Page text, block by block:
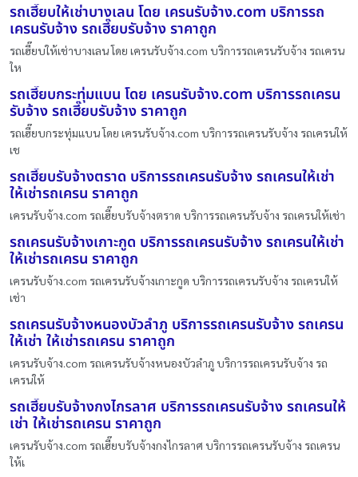
รถเฮี๊ยบให้เช่าบางเลน โดย เครนรับจ้าง.com บริการรถ
เครนรับจ้าง รถเฮี๊ยบรับจ้าง ราคาถูก
รถเฮี๊ยบให้เช่าบางเลน โดย เครนรับจ้าง.com บริการรถเครนรับจ้าง รถเครน
ให
รถเฮี๊ยบกระทุ่มแบน โดย เครนรับจ้าง.com บริการรถเครน
รับจ้าง รถเฮี๊ยบรับจ้าง ราคาถูก
รถเฮี๊ยบกระทุ่มแบน โดย เครนรับจ้าง.com บริการรถเครนรับจ้าง รถเครนให้
เช
รถเฮี๊ยบรับจ้างตราด บริการรถเครนรับจ้าง รถเครนให้เช่า
ให้เช่ารถเครน ราคาถูก
เครนรับจ้าง.com รถเฮี๊ยบรับจ้างตราด บริการรถเครนรับจ้าง รถเครนให้เช่า
รถเครนรับจ้างเกาะกูด บริการรถเครนรับจ้าง รถเครนให้เช่า
ให้เช่ารถเครน ราคาถูก
เครนรับจ้าง.com รถเครนรับจ้างเกาะกูด บริการรถเครนรับจ้าง รถเครนให้
เช่า
รถเครนรับจ้างหนองบัวลำภู บริการรถเครนรับจ้าง รถเครน
ให้เช่า ให้เช่ารถเครน ราคาถูก
เครนรับจ้าง.com รถเครนรับจ้างหนองบัวลำภู บริการรถเครนรับจ้าง รถ
เครนให้
รถเฮี๊ยบรับจ้างกงไกรลาศ บริการรถเครนรับจ้าง รถเครนให้
เช่า ให้เช่ารถเครน ราคาถูก
เครนรับจ้าง.com รถเฮี๊ยบรับจ้างกงไกรลาศ บริการรถเครนรับจ้าง รถเครน
ให้เ